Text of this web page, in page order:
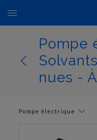
Basculer
la
navigationPompe
nues -
Pompe électrique